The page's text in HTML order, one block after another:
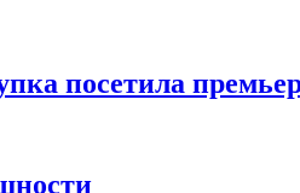
посетила